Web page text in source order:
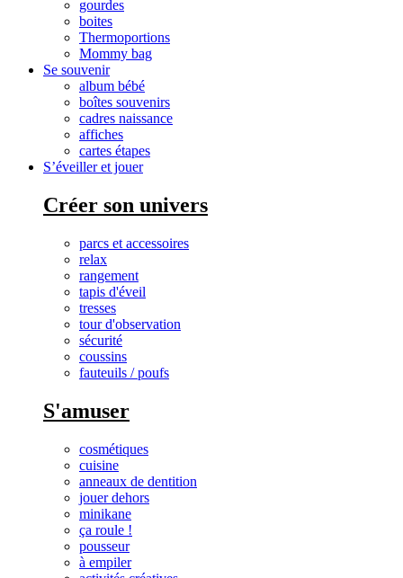
gourdes
boites
Thermoportions
Mommy bag
Se souvenir
album bébé
boîtes souvenirs
cadres naissance
affiches
cartes étapes
S’éveiller et jouer
Créer son univers
parcs et accessoires
relax
rangement
tapis d'éveil
tresses
tour d'observation
sécurité
coussins
fauteuils / poufs
S'amuser
cosmétiques
cuisine
anneaux de dentition
jouer dehors
minikane
ça roule !
pousseur
à empiler